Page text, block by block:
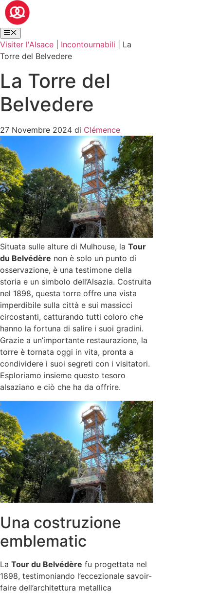
Visiter l'Alsace Incontournabili
La
Torre del Belvedere
La Torre del
Belvedere
27 Novembre 2024 di Clémence
Situata sulle alture di Mulhouse, la Tour
du Belvédère non è solo un punto di
osservazione, è una testimone della
storia e un simbolo dell’Alsazia. Costruita
nel 1898, questa torre offre una vista
imperdibile sulla città e sui massicci
circostanti, catturando tutti coloro che
hanno la fortuna di salire i suoi gradini.
Grazie a un’importante restaurazione, la
torre è tornata oggi in vita, pronta a
condividere i suoi segreti con i visitatori.
Esploriamo insieme questo tesoro
alsaziano e ciò che ha da offrire.
Una costruzione
emblematic
La Tour du Belvédère fu progettata nel
1898, testimoniando l’eccezionale savoir-
faire dell’architettura metallica